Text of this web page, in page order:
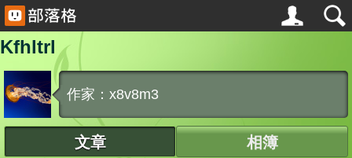
Kfhltrl
作家：x8v8m3
文章 相簿